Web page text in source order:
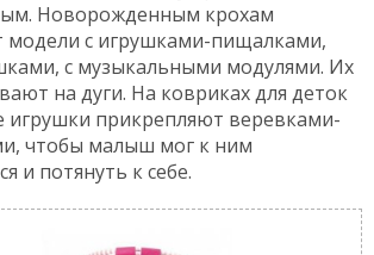
Новорожденным крохам
модели с игрушками-пищалками,
с музыкальными модулями. Их
на дуги. На ковриках для деток
игрушки прикрепляют веревками-
чтобы малыш мог к ним
и потянуть к себе.